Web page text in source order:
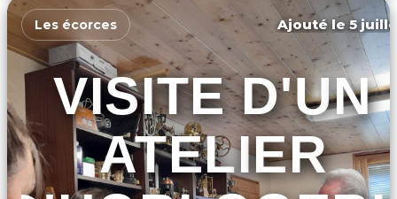
Les écorces Ajouté le 5
VISITE D'UN
ATELIER